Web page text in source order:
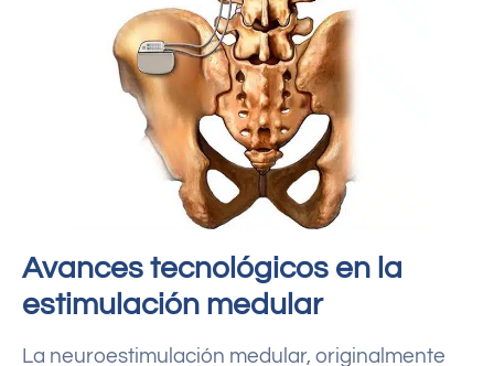
Avances tecnológicos en la
estimulación medular
La neuroestimulación medular, originalmente